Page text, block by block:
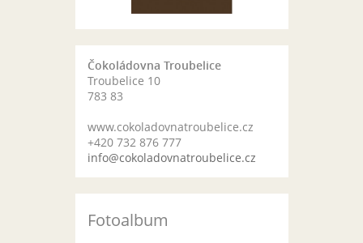
Čokoládovna Troubelice
Troubelice 10
783 83
www.cokoladovnatroubelice.cz
+420 732 876 777
info@cokoladovnatroubelice.cz
Fotoalbum